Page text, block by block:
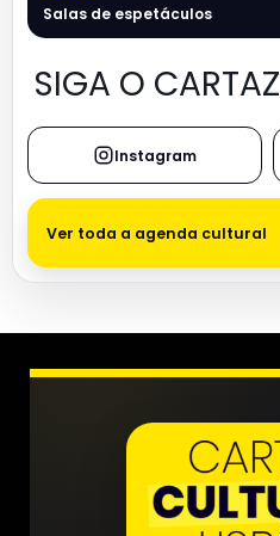
Salas de espetáculos
SIGA O CARTAZ
Instagram
Ver toda a agenda cultural